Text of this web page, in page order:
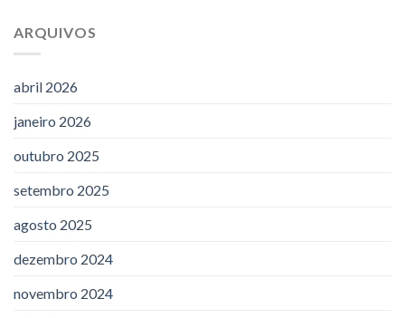
ARQUIVOS
abril 2026
janeiro 2026
outubro 2025
setembro 2025
agosto 2025
dezembro 2024
novembro 2024